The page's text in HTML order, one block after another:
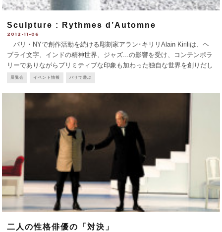
Sculpture : Rythmes d’Automne
2012-11-06
パリ・NYで創作活動を続ける彫刻家アラン･キリリAlain Kiriliは、ヘ
ブライ文字、インドの精神世界、ジャズ...の影響を受け、コンテンポラ
リーでありながらプリミティブな印象も加わった独自な世界を創りだし
ている。 2007年、『Kirili et Les Nymphéasキリリと睡蓮』 展をオラ
展覧会 イベント情報 パリで遊ぶ
二人の性格俳優の「対決」